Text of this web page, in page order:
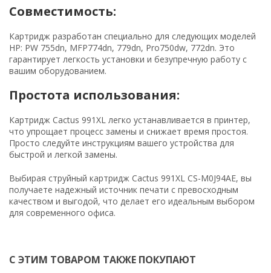
Совместимость:
Картридж разработан специально для следующих моделей
HP: PW 755dn, MFP774dn, 779dn, Pro750dw, 772dn. Это
гарантирует легкость установки и безупречную работу с
вашим оборудованием.
Простота использования:
Картридж Cactus 991XL легко устанавливается в принтер,
что упрощает процесс замены и снижает время простоя.
Просто следуйте инструкциям вашего устройства для
быстрой и легкой замены.
Выбирая струйный картридж Cactus 991XL CS-M0J94AE, вы
получаете надежный источник печати с превосходным
качеством и выгодой, что делает его идеальным выбором
для современного офиса.
С ЭТИМ ТОВАРОМ ТАКЖЕ ПОКУПАЮТ